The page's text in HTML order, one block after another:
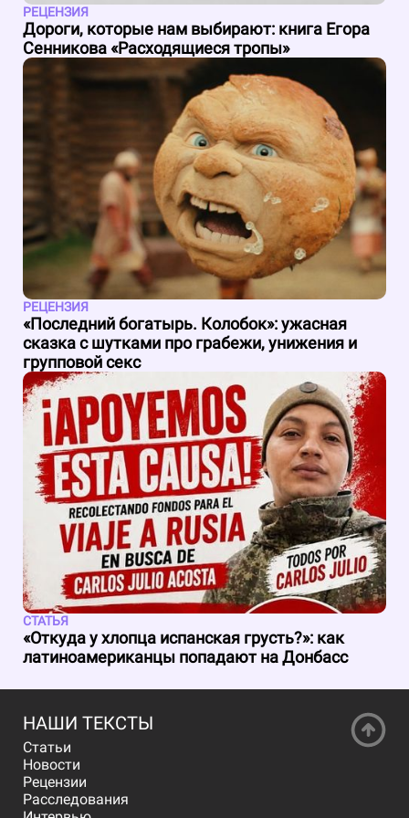
РЕЦЕНЗИЯ
Дороги, которые нам выбирают: книга Егора
Сенникова «Расходящиеся тропы»
РЕЦЕНЗИЯ
«Последний богатырь. Колобок»: ужасная
сказка с шутками про грабежи, унижения и
групповой секс
СТАТЬЯ
«Откуда у хлопца испанская грусть?»: как
латиноамериканцы попадают на Донбасс
НАШИ ТЕКСТЫ
Статьи
Новости
Рецензии
Расследования